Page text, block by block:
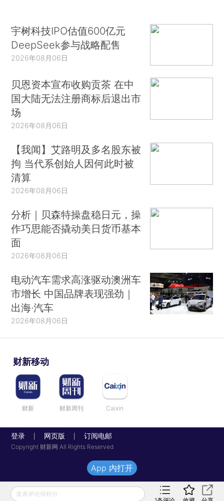
宇树科技IPO估值600亿元
DeepSeek参与战略配售
2026年08月06日
贝恩资本宣布收购贡茶 在中
国大陆无法注册商标后退出市
场
2026年08月06日
【我闻】艾路明及多名股东被
拘 当代系创始人因何此时被
清算
2026年08月06日
分析｜贝森特操盘稳日元，操
作巧思能否撬动美日货币基本
面
2026年08月06日
电动汽车需求高涨驱动澳洲车
市增长 中国品牌表现强劲｜
出海·汽车
2026年08月06日
财新移动
财新 财新周刊 Caixin
登录 网页版 订阅电邮
Copyright 财新网 All Rights Reserved
发表评论得积分
App 内打开